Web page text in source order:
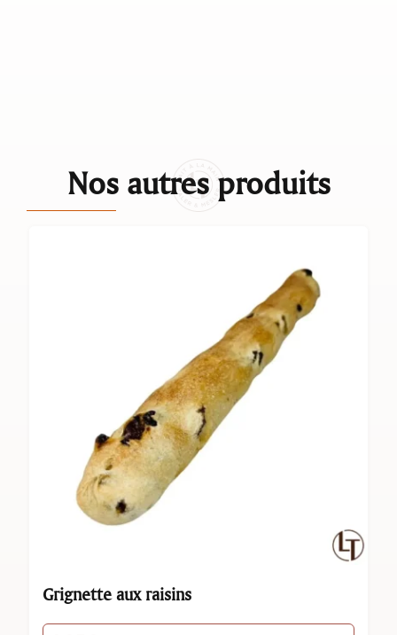
Nos autres produits
Grignette aux raisins